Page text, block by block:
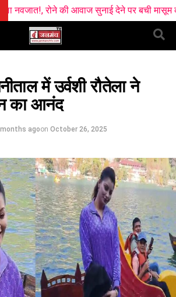
सुनाई देने पर बची मासूम की जान चुनावी
में उर्वशी रौतेला ने
का आनंद
agoon October 26, 2025